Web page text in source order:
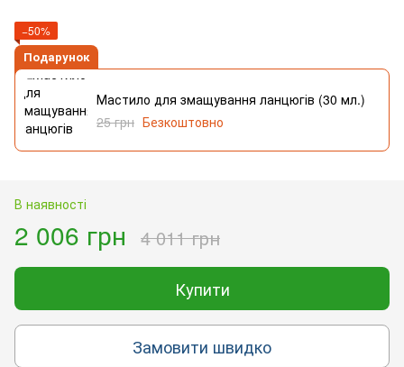
−50%
Подарунок
Мастило для змащування ланцюгів (30 мл.)
25 грн Безкоштовно
В наявності
2 006 грн 4 011 грн
Купити
Замовити швидко